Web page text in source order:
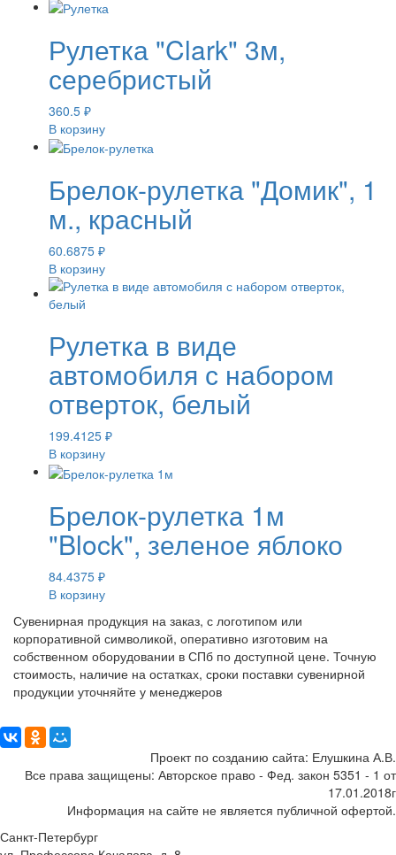
Рулетка "Clark" 3м,
серебристый
360.5 ₽
В корзину
Брелок-рулетка "Домик", 1
м., красный
60.6875 ₽
В корзину
Рулетка в виде
автомобиля с набором
отверток, белый
199.4125 ₽
В корзину
Брелок-рулетка 1м
"Block", зеленое яблоко
84.4375 ₽
В корзину
Сувенирная продукция на заказ, с логотипом или
корпоративной символикой, оперативно изготовим на
собственном оборудовании в СПб по доступной цене. Точную
стоимость, наличие на остатках, сроки поставки сувенирной
продукции уточняйте у менеджеров
Проект по созданию сайта: Елушкина А.В.
Все права защищены: Авторское право - Фед. закон 5351 - 1 от
17.01.2018г
Информация на сайте не является публичной офертой.
Санкт-Петербург